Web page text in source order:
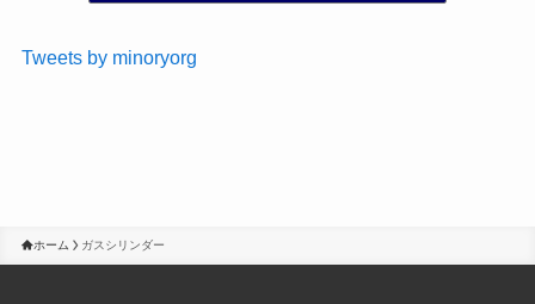
Tweets by minoryorg
ホーム ガスシリンダー